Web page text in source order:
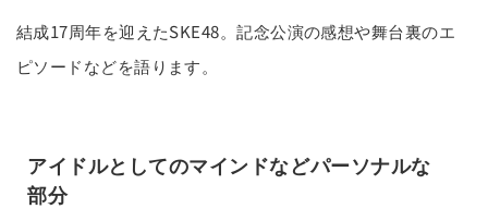
結成17周年を迎えたSKE48。記念公演の感想や舞台裏のエ
ピソードなどを語ります。
アイドルとしてのマインドなどパーソナルな
部分